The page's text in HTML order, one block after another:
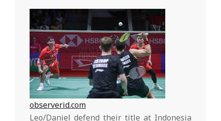
observerid.com
Leo/Daniel defend their title at Indonesia